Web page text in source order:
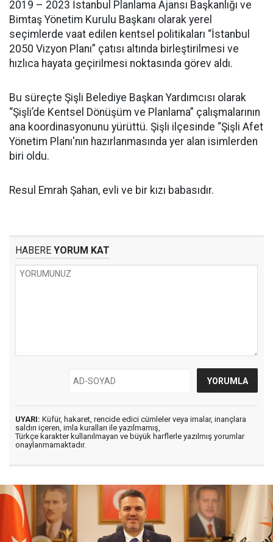
2019 – 2023 İstanbul Planlama Ajansı Başkanlığı ve
Bimtaş Yönetim Kurulu Başkanı olarak yerel
seçimlerde vaat edilen kentsel politikaları “İstanbul
2050 Vizyon Planı” çatısı altında birleştirilmesi ve
hızlıca hayata geçirilmesi noktasında görev aldı.
Bu süreçte Şişli Belediye Başkan Yardımcısı olarak
“Şişli’de Kentsel Dönüşüm ve Planlama” çalışmalarının
ana koordinasyonunu yürüttü. Şişli ilçesinde “Şişli Afet
Yönetim Planı'nın hazırlanmasında yer alan isimlerden
biri oldu.
Resul Emrah Şahan, evli ve bir kızı babasıdır.
HABERE YORUM KAT
UYARI: Küfür, hakaret, rencide edici cümleler veya imalar, inançlara
saldırı içeren, imla kuralları ile yazılmamış,
Türkçe karakter kullanılmayan ve büyük harflerle yazılmış yorumlar
onaylanmamaktadır.